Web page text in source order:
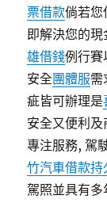
票借款倘若您
即解決您的現
雄借錢例行賽
安全團體服需
疵皆可辦理是
安全又便利及
專注服務, 駕
竹汽車借款持
駕照並具有多